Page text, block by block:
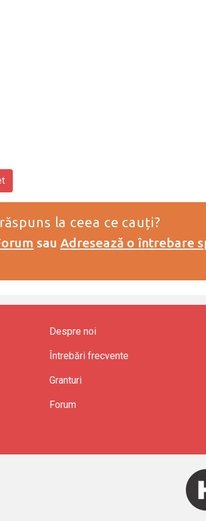
la ceea ce cauți?
sau Adresează o întrebare
Despre noi
Întrebări frecvente
Granturi
Forum